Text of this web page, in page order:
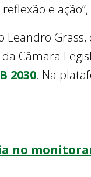
e
Leandro
Câmara
2030. Na
no